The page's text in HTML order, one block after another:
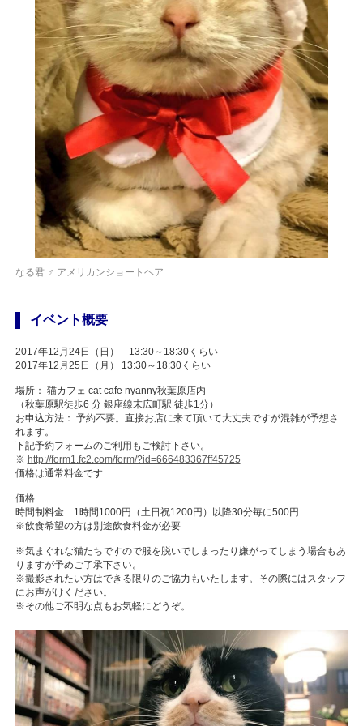
なる君 ♂ アメリカンショートヘア
イベント概要
2017年12月24日（日） 13:30～18:30くらい
2017年12月25日（月） 13:30～18:30くらい
場所： 猫カフェ cat cafe nyanny秋葉原店内
（秋葉原駅徒歩6 分 銀座線末広町駅 徒歩1分）
お申込方法： 予約不要。直接お店に来て頂いて大丈夫ですが混雑が予想さ
れます。
下記予約フォームのご利用もご検討下さい。
※ http://form1.fc2.com/form/?id=666483367ff45725
価格は通常料金です
価格
時間制料金 1時間1000円（土日祝1200円）以降30分毎に500円
※飲食希望の方は別途飲食料金が必要
※気まぐれな猫たちですので服を脱いでしまったり嫌がってしまう場合もあ
りますが予めご了承下さい。
※撮影されたい方はできる限りのご協力もいたします。その際にはスタッフ
にお声がけください。
※その他ご不明な点もお気軽にどうぞ。